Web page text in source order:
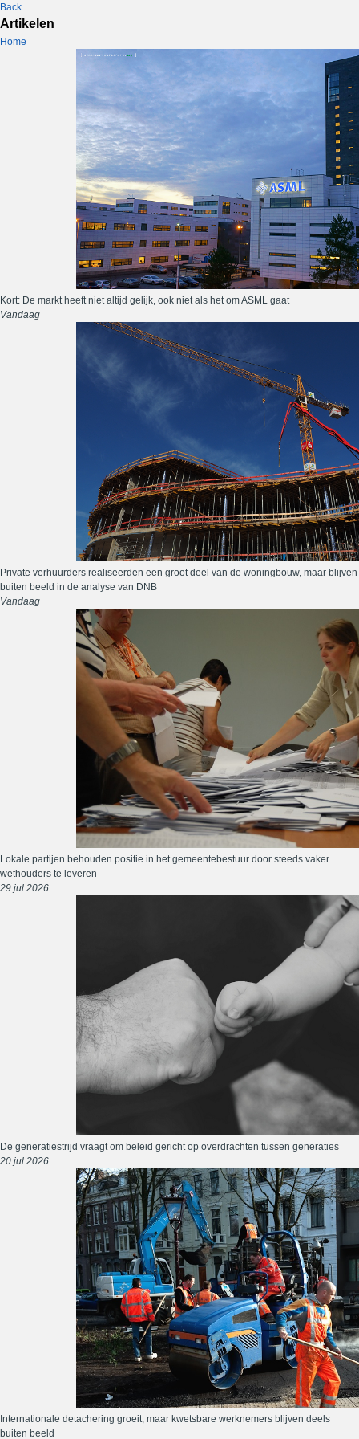
Back
Artikelen
Home
Kort: De markt heeft niet altijd gelijk, ook niet als het om ASML gaat
Vandaag
Private verhuurders realiseerden een groot deel van de woningbouw, maar blijven
buiten beeld in de analyse van DNB
Vandaag
Lokale partijen behouden positie in het gemeentebestuur door steeds vaker
wethouders te leveren
29 jul 2026
De generatiestrijd vraagt om beleid gericht op overdrachten tussen generaties
20 jul 2026
Internationale detachering groeit, maar kwetsbare werknemers blijven deels
buiten beeld